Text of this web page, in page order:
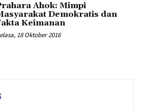
Ahok: Mimpi
Demokratis dan
Keimanan
18 Oktober 2016